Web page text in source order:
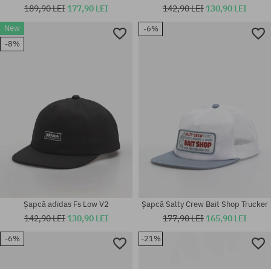
189,90 LEI 177,90 LEI 142,90 LEI 130,90 LEI
New
-8%
Șapcă adidas Fs Low V2
142,90 LEI 130,90 LEI
-6%
Șapcă Salty Crew Bait Shop Trucker
177,90 LEI 165,90 LEI
-6% -21%